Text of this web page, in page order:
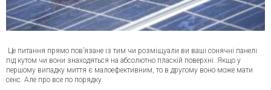
Це питання прямо пов’язане із тим чи розміщуали ви ваші сонячні панелі
під кутом чи вони знаходяться на абсолютно пласкій поверхні. Якщо у
першому випадку миття є малоефективним, то в другому воно може мати
сенс. Але про все по порядку.